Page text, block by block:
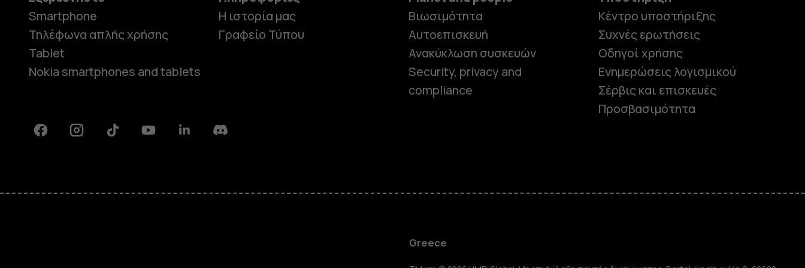
Smartphone
Smartphone
Τηλέφωνα απλής χρήσης
Tablet
Nokia smartphones and tablets
Η ιστορία μας
Γραφείο Τύπου
Βιωσιμότητα
Αυτοεπισκευή
Ανακύκλωση συσκευών
Security, privacy and
compliance
Κέντρο υποστήριξης
Συχνές ερωτήσεις
Οδηγοί χρήσης
Ενημερώσεις λογισμικού
Σέρβις και επισκευές
Προσβασιμότητα
FacebookInstagramTiktok YoutubeLinkedinDiscord
Greece